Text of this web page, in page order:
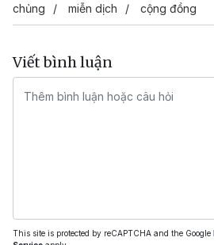
chủng
miễn dịch cộng đồng
Viết bình luận
This site is protected by reCAPTCHA and the Google